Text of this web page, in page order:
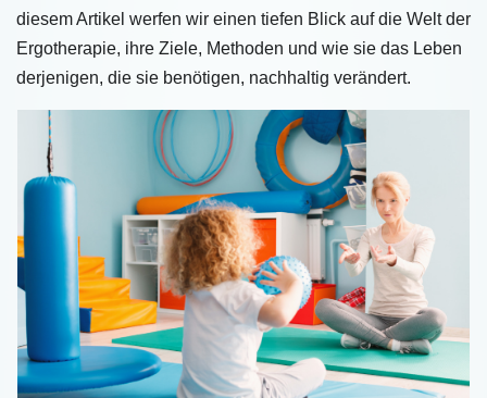
diesem Artikel werfen wir einen tiefen Blick auf die Welt der
Ergotherapie, ihre Ziele, Methoden und wie sie das Leben
derjenigen, die sie benötigen, nachhaltig verändert.